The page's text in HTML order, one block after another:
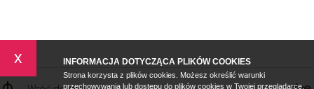
x INFORMACJA DOTYCZĄCA PLIKÓW COOKIES
Strona korzysta z plików cookies. Możesz określić warunki
przechowywania lub dostępu do plików cookies w Twojej przeglądarce.